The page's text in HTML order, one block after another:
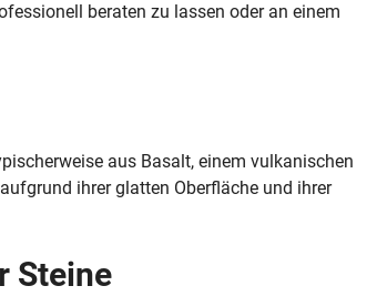
beraten zu lassen oder an einem
aus Basalt, einem vulkanischen
ihrer glatten Oberfläche und ihrer
Steine